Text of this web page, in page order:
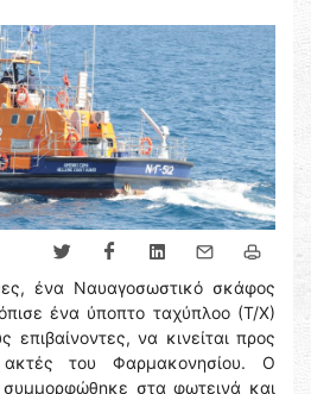
ένα Ναυαγοσωστικό σκάφος
ένα ύποπτο ταχύπλοο (Τ/Χ)
να κινείται προς
ακτές του Φαρμακονησίου. Ο
συμμορφώθηκε στα φωτεινά και